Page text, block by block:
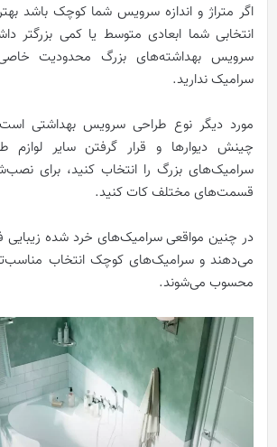
اگر متراژ و اندازه سرویس شما کوچک باشد
انتخابی شما ابعادی متوسط یا کمی بزرگتر
سرویس بهداشته‌های بزرگ محدودیت خاصی
سرامیک ندارید.
مورد دیگر نوع طراحی سرویس بهداشتی
چینش دیوارها و قرار گرفتن سایر
سرامیک‌های بزرگ را انتخاب کنید، برای
قسمت‌های مختلف کات کنید.
در چنین مواقعی سرامیک‌های خرد شده
می‌دهند و سرامیک‌های کوچک انتخاب
محسوب می‌شوند.